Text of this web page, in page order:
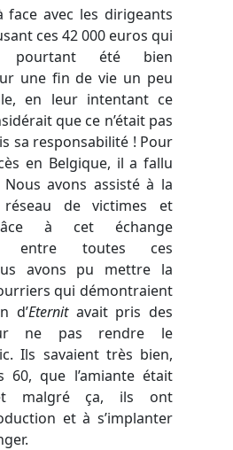
face avec les dirigeants
ces 42 000 euros qui
pourtant été bien
une fin de vie un peu
en leur intentant ce
que ce n’était pas
sa responsabilité ! Pour
en Belgique, il a fallu
avons assisté à la
réseau de victimes et
à cet échange
entre toutes ces
avons pu mettre la
qui démontraient
d’Eternitavait pris des
ne pas rendre le
Ils savaient très bien,
60, que l’amiante était
malgré ça, ils ont
et à s’implanter